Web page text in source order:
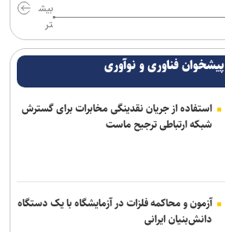
بیش
تر
پیشخوان فناوری و نوآوری
استفاده از جریان نقدینگی مخابرات برای گسترش
شبکه ارتباطی ترجیح ماست
آزمون و محاکمه فلزات در آزمایشگاه با یک دستگاه
دانش‌بنیان ایرانی